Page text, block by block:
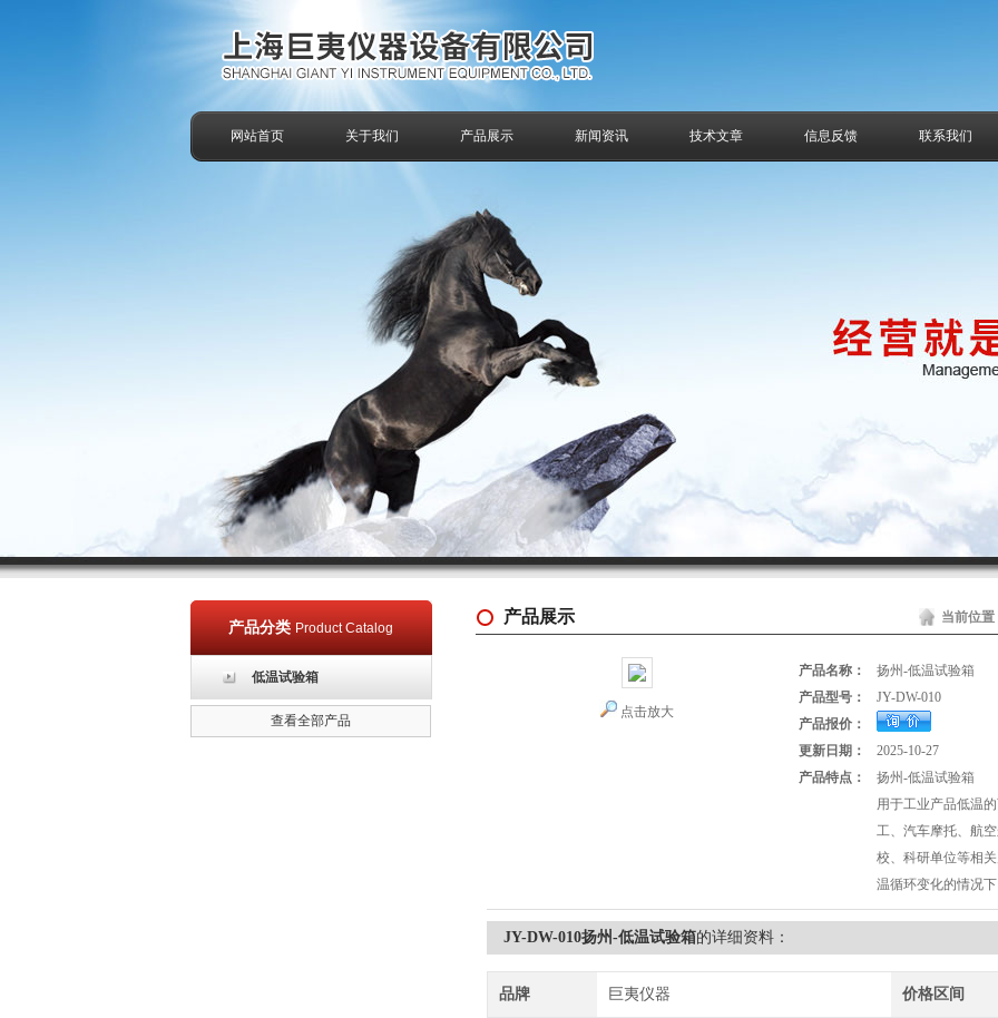
网站首页 关于我们 产品展示 新闻资讯 技术文章 信息反馈 联系我们
产品分类 Product Catalog
低温试验箱
查看全部产品
当前位置
产品展示
点击放大
产品名称：
扬州-低温试验箱
产品型号：
JY-DW-010
产品报价：
更新日期：
2025-10-27
产品特点：
扬州-低温试验箱
用于工业产品低温
工、汽车摩托、航
校、科研单位等相
温循环变化的情况
JY-DW-010扬州-低温试验箱的详细资料：
品牌 巨夷仪器 价格区间